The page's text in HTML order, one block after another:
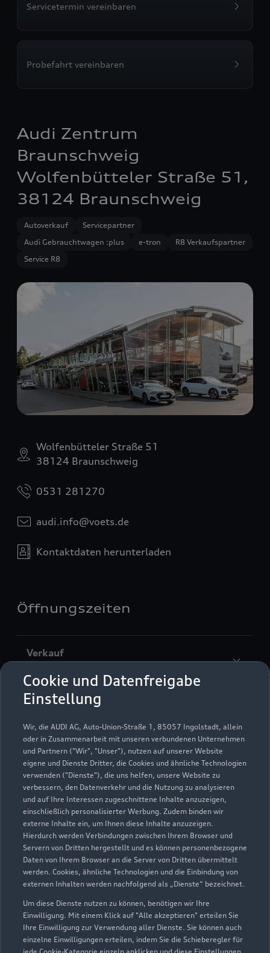
Cookie und Datenfreigabe
Einstellung
Wir, die AUDI AG, Auto-Union-Straße 1, 85057 Ingolstadt, allein
oder in Zusammenarbeit mit unseren verbundenen Unternehmen
und Partnern ("Wir", "Unser"), nutzen auf unserer Website
eigene und Dienste Dritter, die Cookies und ähnliche Technologien
verwenden ("Dienste"), die uns helfen, unsere Website zu
verbessern, den Datenverkehr und die Nutzung zu analysieren
und auf Ihre Interessen zugeschnittene Inhalte anzuzeigen,
einschließlich personalisierter Werbung. Zudem binden wir
externe Inhalte ein, um Ihnen diese Inhalte anzuzeigen.
Hierdurch werden Verbindungen zwischen Ihrem Browser und
Servern von Dritten hergestellt und es können personenbezogene
Daten von Ihrem Browser an die Server von Dritten übermittelt
werden. Cookies, ähnliche Technologien und die Einbindung von
externen Inhalten werden nachfolgend als „Dienste“ bezeichnet.
Um diese Dienste nutzen zu können, benötigen wir Ihre
Einwilligung. Mit einem Klick auf "Alle akzeptieren" erteilen Sie
Ihre Einwilligung zur Verwendung aller Dienste. Sie können auch
einzelne Einwilligungen erteilen, indem Sie die Schieberegler für
Servicetermin vereinbaren
Probefahrt vereinbaren
Audi Zentrum
Braunschweig
Wolfenbütteler Straße 51,
38124 Braunschweig
Autoverkauf
Servicepartner
Audi Gebrauchtwagen :plus
e-tron
R8 Verkaufspartner
Service R8
Wolfenbütteler Straße 51
38124 Braunschweig
0531 281270
audi.info@voets.de
Kontaktdaten herunterladen
Öffnungszeiten
Verkauf
Service
Zur Inspektion